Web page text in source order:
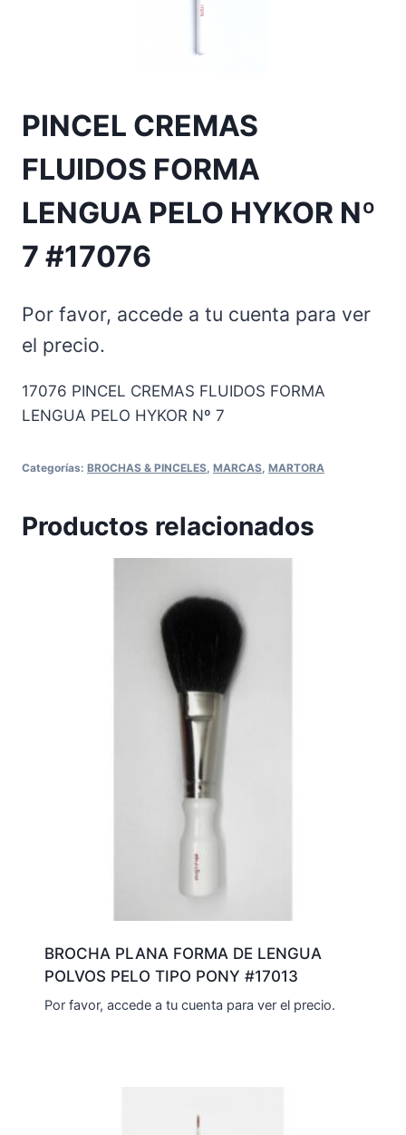
PINCEL CREMAS
FLUIDOS FORMA
LENGUA PELO HYKOR Nº
7 #17076
Por favor, accede a tu cuenta para ver
el precio.
17076 PINCEL CREMAS FLUIDOS FORMA
LENGUA PELO HYKOR Nº 7
Categorías: BROCHAS & PINCELES MARCAS MARTORA
Productos relacionados
BROCHA PLANA FORMA DE LENGUA
POLVOS PELO TIPO PONY #17013
Por favor, accede a tu cuenta para ver el precio.